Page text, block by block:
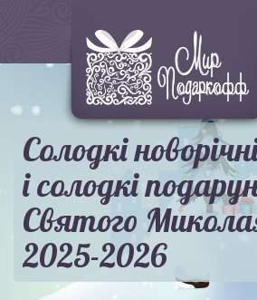
Солодкі
і солодкі
Святого
2025-2026